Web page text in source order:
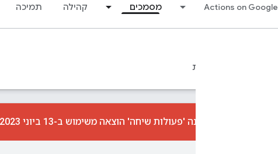
Actions on Google מסמכים קהילה תמיכה
טעימות
התכונה 'פעולות שיחה' הוצאה משימוש ב-13 ביוני 2023.